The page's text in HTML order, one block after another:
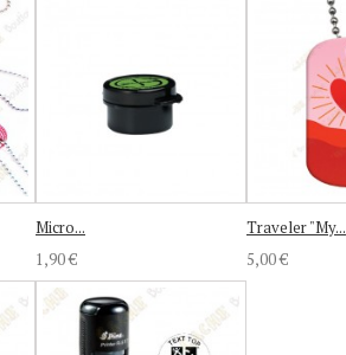
Micro...
1,90 €
Traveler "My...
5,00 €